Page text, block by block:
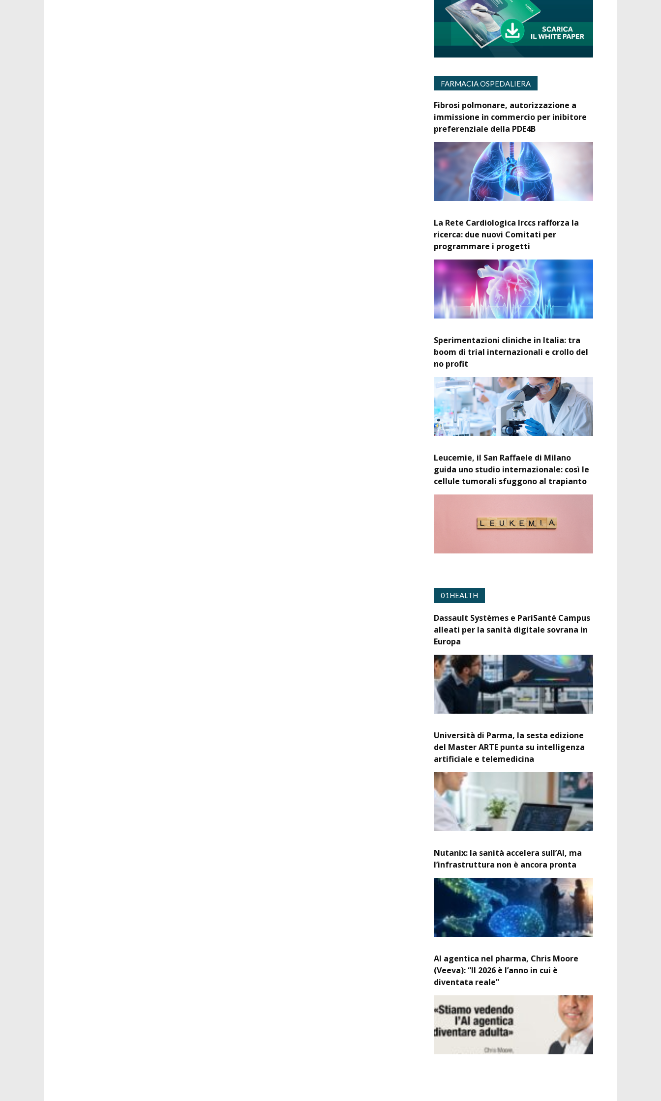
FARMACIA OSPEDALIERA
Fibrosi polmonare, autorizzazione a
immissione in commercio per inibitore
preferenziale della PDE4B
La Rete Cardiologica Irccs rafforza la
ricerca: due nuovi Comitati per
programmare i progetti
Sperimentazioni cliniche in Italia: tra
boom di trial internazionali e crollo del
no profit
Leucemie, il San Raffaele di Milano
guida uno studio internazionale: così le
cellule tumorali sfuggono al trapianto
01HEALTH
Dassault Systèmes e PariSanté Campus
alleati per la sanità digitale sovrana in
Europa
Università di Parma, la sesta edizione
del Master ARTE punta su intelligenza
artificiale e telemedicina
Nutanix: la sanità accelera sull’AI, ma
l’infrastruttura non è ancora pronta
AI agentica nel pharma, Chris Moore
(Veeva): “Il 2026 è l’anno in cui è
diventata reale”